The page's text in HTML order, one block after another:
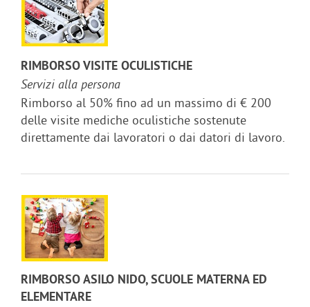
RIMBORSO VISITE OCULISTICHE
Servizi alla persona
Rimborso al 50% fino ad un massimo di € 200
delle visite mediche oculistiche sostenute
direttamente dai lavoratori o dai datori di lavoro.
RIMBORSO ASILO NIDO, SCUOLE MATERNA ED
ELEMENTARE